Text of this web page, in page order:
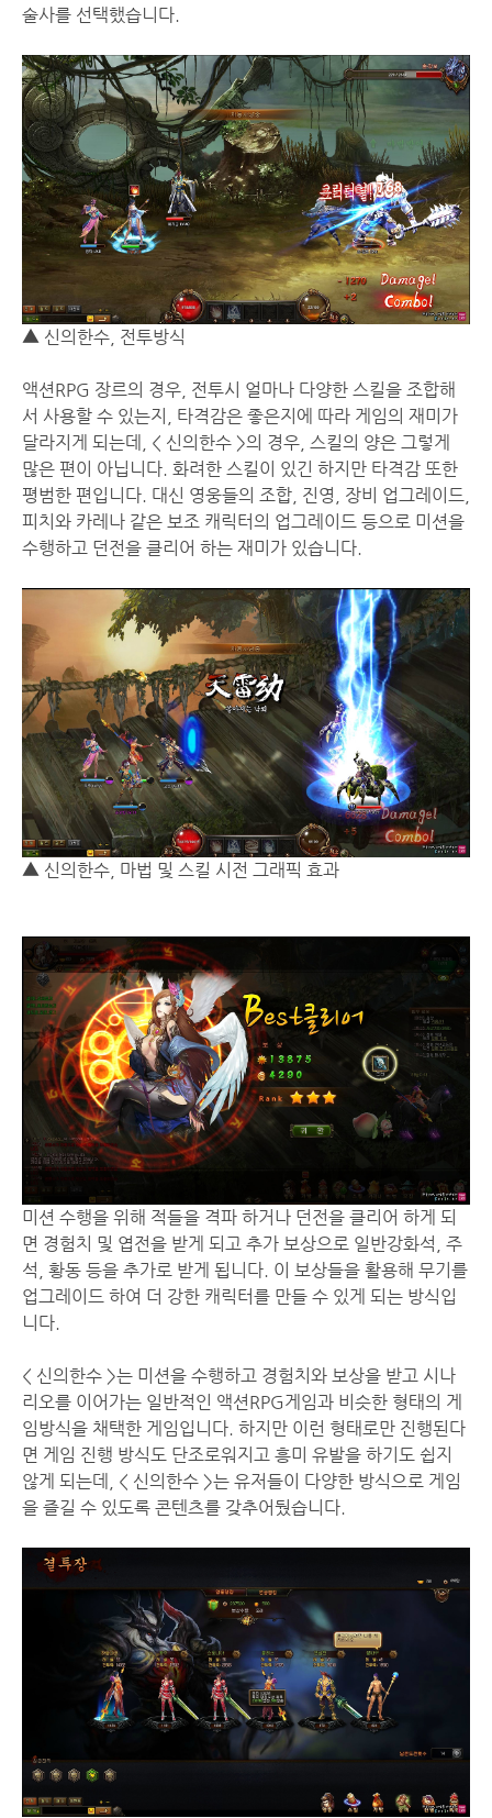
술사를 선택했습니다.
▲ 신의한수, 전투방식
액션RPG 장르의 경우, 전투시 얼마나 다양한 스킬을 조합해
서 사용할 수 있는지, 타격감은 좋은지에 따라 게임의 재미가
달라지게 되는데, < 신의한수 >의 경우, 스킬의 양은 그렇게
많은 편이 아닙니다. 화려한 스킬이 있긴 하지만 타격감 또한
평범한 편입니다. 대신 영웅들의 조합, 진영, 장비 업그레이드,
피치와 카레나 같은 보조 캐릭터의 업그레이드 등으로 미션을
수행하고 던전을 클리어 하는 재미가 있습니다.
▲ 신의한수, 마법 및 스킬 시전 그래픽 효과
미션 수행을 위해 적들을 격파 하거나 던전을 클리어 하게 되
면 경험치 및 엽전을 받게 되고 추가 보상으로 일반강화석, 주
석, 황동 등을 추가로 받게 됩니다. 이 보상들을 활용해 무기를
업그레이드 하여 더 강한 캐릭터를 만들 수 있게 되는 방식입
니다.
< 신의한수 >는 미션을 수행하고 경험치와 보상을 받고 시나
리오를 이어가는 일반적인 액션RPG게임과 비슷한 형태의 게
임방식을 채택한 게임입니다. 하지만 이런 형태로만 진행된다
면 게임 진행 방식도 단조로워지고 흥미 유발을 하기도 쉽지
않게 되는데, < 신의한수 >는 유저들이 다양한 방식으로 게임
을 즐길 수 있도록 콘텐츠를 갖추어뒀습니다.